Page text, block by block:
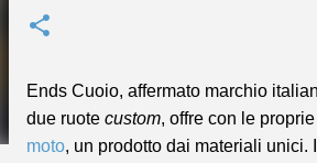
Ends Cuoio, affermato marchio
due ruote custom, offre con le proprie
moto, un prodotto dai materiali unici.